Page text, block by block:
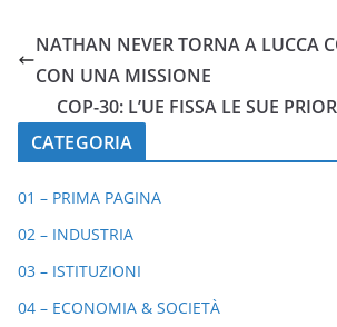
NATHAN NEVER TORNA A LUCCA
CON UNA MISSIONE
COP-30: L’UE FISSA LE SUE
CATEGORIA
01 – PRIMA PAGINA
02 – INDUSTRIA
03 – ISTITUZIONI
04 – ECONOMIA & SOCIETÀ